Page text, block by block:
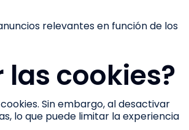
relevantes en función de los
cookies?
Sin embargo, al desactivar
lo que puede limitar la experiencia